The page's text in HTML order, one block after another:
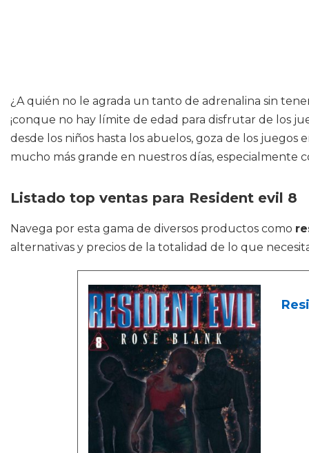
¿A quién no le agrada un tanto de adrenalina sin
¡conque no hay límite de edad para disfrutar de los
desde los niños hasta los abuelos, goza de los
mucho más grande en nuestros días, especialmente
Listado top ventas para Resident evil 8
Navega por esta gama de diversos productos como
alternativas y precios de la totalidad de lo que